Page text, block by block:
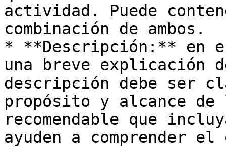
actividad. Puede
combinación de ambos.
* **Descripción:** en
una breve explicación
descripción debe ser
propósito y alcance
recomendable que
ayuden a comprender